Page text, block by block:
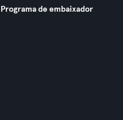
Programa de embaixador